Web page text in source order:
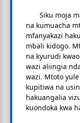
Siku moja
na kumuacha
mfanyakazi
mbali kidogo.
na kyurudi
wazi aliingia
wazi. Mtoto
kupitiwa na
hakuangalia
kuondoka kwa